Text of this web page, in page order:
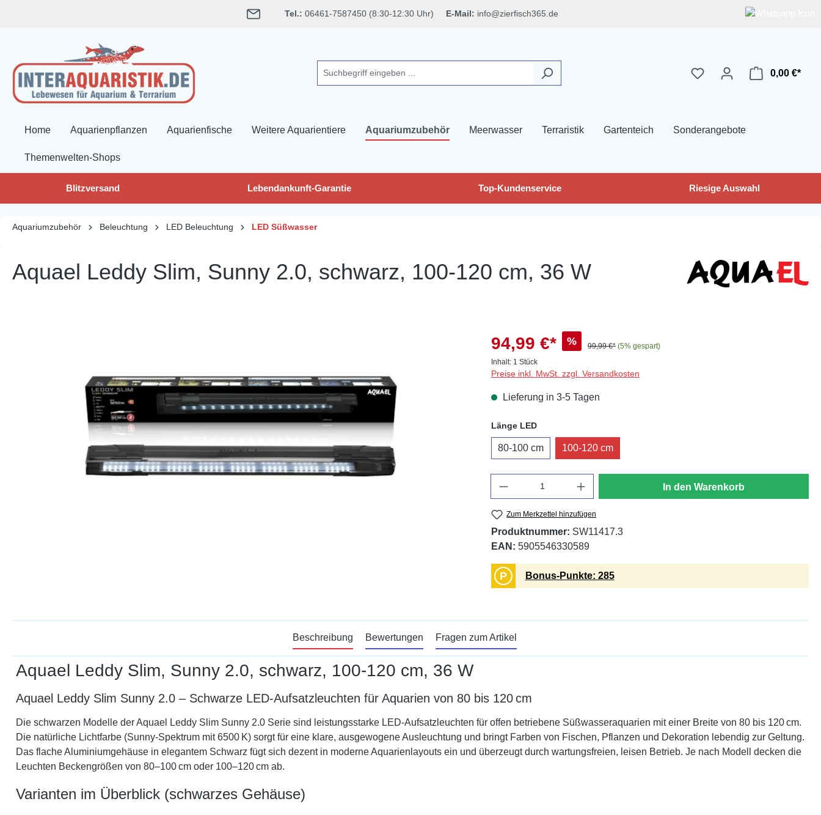
Tel.: 06461-7587450 (8:30-12:30 Uhr) E-Mail: info@zierfisch365.de
0,00 €*
Home Aquarienpflanzen Aquarienfische Weitere Aquarientiere Aquariumzubehör Meerwasser Terraristik Gartenteich Sonderangebote
Themenwelten-Shops
Blitzversand Lebendankunft-Garantie Top-Kundenservice Riesige Auswahl
Aquariumzubehör Beleuchtung LED Beleuchtung LED Süßwasser
Aquael Leddy Slim, Sunny 2.0, schwarz, 100-120 cm, 36 W
94,99 €* % 99,99 €* (5% gespart)
Inhalt: 1 Stück
Preise inkl. MwSt. zzgl. Versandkosten
Lieferung in 3-5 Tagen
Länge LEDauswählen
80-100 cm 100-120 cm
In den Warenkorb
Zum Merkzettel hinzufügen
Produktnummer: SW11417.3
EAN: 5905546330589
P Bonus-Punkte: 285
Beschreibung Bewertungen Fragen zum Artikel
Aquael Leddy Slim, Sunny 2.0, schwarz, 100-120 cm, 36 W
Aquael Leddy Slim Sunny 2.0 – Schwarze LED-Aufsatzleuchten für Aquarien von 80 bis 120 cm
Die schwarzen Modelle der Aquael Leddy Slim Sunny 2.0 Serie sind leistungsstarke LED-Aufsatzleuchten für offen betriebene Süßwasseraquarien mit einer Breite von 80 bis 120 cm.
Die natürliche Lichtfarbe (Sunny-Spektrum mit 6500 K) sorgt für eine klare, ausgewogene Ausleuchtung und bringt Farben von Fischen, Pflanzen und Dekoration lebendig zur Geltung.
Das flache Aluminiumgehäuse in elegantem Schwarz fügt sich dezent in moderne Aquarienlayouts ein und überzeugt durch wartungsfreien, leisen Betrieb. Je nach Modell decken die
Leuchten Beckengrößen von 80–100 cm oder 100–120 cm ab.
Varianten im Überblick (schwarzes Gehäuse)